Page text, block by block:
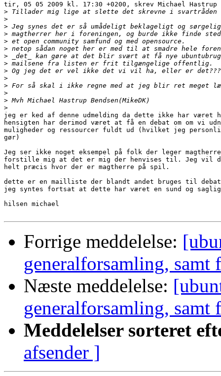
tir, 05 05 2009 kl. 17:30 +0200, skrev Michael Hastrup
>
>
>
>
>
>
>
>
>
>
>
>
>
>
jeg er ked af denne udmelding da dette ikke har været
hensigten har derimod været at få en debat om om vi
muligheder og ressourcer fuldt ud (hvilket jeg
gør)
Jeg ser ikke noget eksempel på folk der leger
forstille mig at det er mig der henvises til. Jeg vil
helt præcis hvor der er magtherre på spil.
dette er en mailliste der blandt andet bruges til debat
jeg syntes fortsat at dette har været en sund og saglig
hilsen michael
Forrige meddelelse:
generalforsamling, samt
Næste meddelelse:
generalforsamling, samt
Meddelelser sorteret
afsender ]